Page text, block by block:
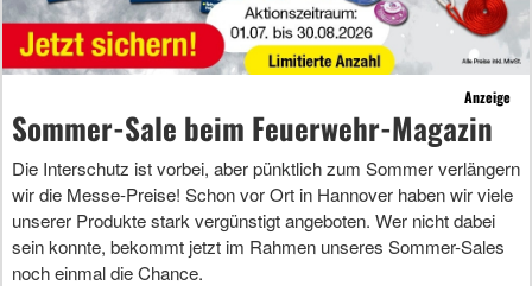
Anzeige
Sommer-Sale beim Feuerwehr-Magazin
Die Interschutz ist vorbei, aber pünktlich zum Sommer verlängern
wir die Messe-Preise! Schon vor Ort in Hannover haben wir viele
unserer Produkte stark vergünstigt angeboten. Wer nicht dabei
sein konnte, bekommt jetzt im Rahmen unseres Sommer-Sales
noch einmal die Chance.